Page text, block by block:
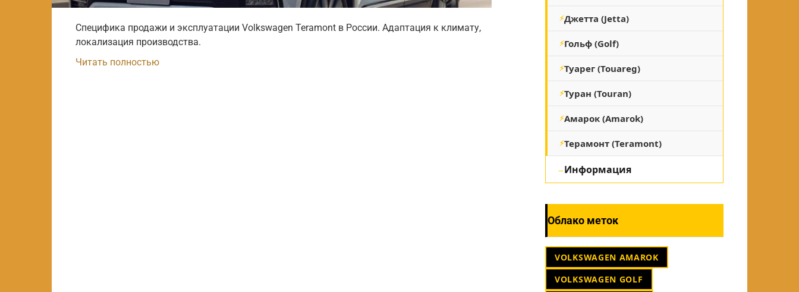
Специфика продажи и эксплуатации Volkswagen Teramont в России. Адаптация к климату,
локализация производства.
Читать полностью
Джетта (Jetta)
Гольф (Golf)
Туарег (Touareg)
Туран (Touran)
Амарок (Amarok)
Терамонт (Teramont)
Информация
Облако меток
VOLKSWAGEN AMAROK
VOLKSWAGEN GOLF